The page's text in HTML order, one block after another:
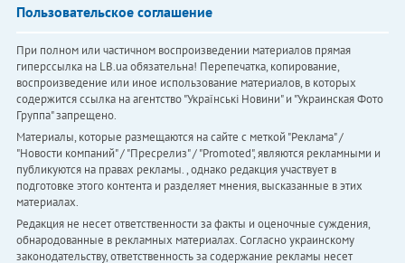
Пользовательское соглашение
При полном или частичном воспроизведении материалов прямая
гиперссылка на LB.ua обязательна! Перепечатка, копирование,
воспроизведение или иное использование материалов, в которых
содержится ссылка на агентство "Українськi Новини" и "Украинская Фото
Группа" запрещено.
Материалы, которые размещаются на сайте с меткой "Реклама" /
"Новости компаний" / "Пресрелиз" / "Promoted", являются рекламными и
публикуются на правах рекламы. , однако редакция участвует в
подготовке этого контента и разделяет мнения, высказанные в этих
материалах.
Редакция не несет ответственности за факты и оценочные суждения,
обнародованные в рекламных материалах. Согласно украинскому
законодательству, ответственность за содержание рекламы несет